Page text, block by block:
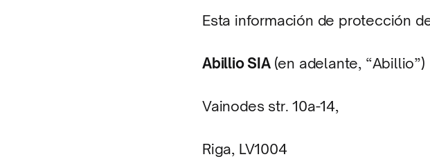
Esta información de protección
Abillio SIA(en adelante, “Abillio”)
Vainodes str. 10a-14,
Riga, LV1004